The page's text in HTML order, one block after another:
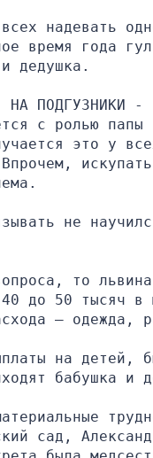
надевать
время года
дедушка.
ПОДГУЗНИКИ -
с ролью
это у
не
то
до 50 тысяч
– одежда,
на детей,
бабушка и
сад,